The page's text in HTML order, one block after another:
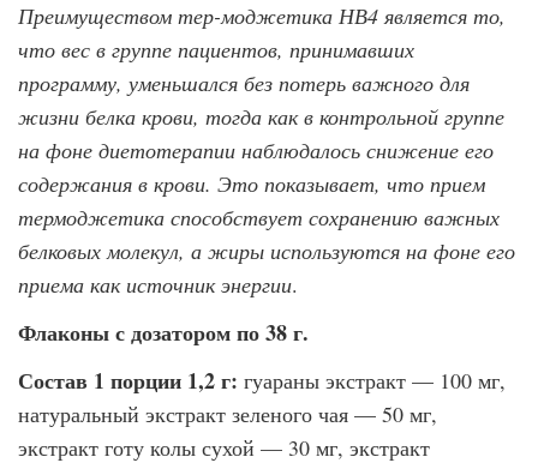
Преимуществом тер-моджетика НВ4 является то,
что вес в группе пациентов, принимавших
программу, уменьшался без потерь важного для
жизни белка крови, тогда как в контрольной груп­пе
на фоне диетотерапии наблюдалось снижение его
содержания в крови. Это пока­зывает, что прием
термоджетика способствует сохранению важных
белковых молекул, а жиры используются на фоне его
приема как источник энергии.
Флаконы с дозатором по 38 г.
Состав 1 порции 1,2 г: гуараны экстракт — 100 мг,
натуральный экстракт зеленого чая — 50 мг,
экстракт готу колы сухой — 30 мг, экстракт